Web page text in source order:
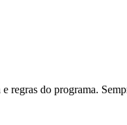
regras do programa.